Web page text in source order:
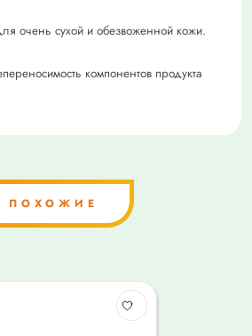
очень сухой и обезвоженной кожи.
компонентов продукта
ПОХОЖИЕ